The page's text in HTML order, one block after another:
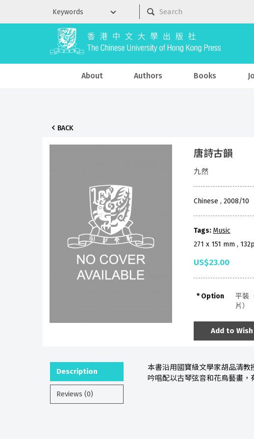
About Authors Books
BACK
唐詩古韻
九然
Chinese , 2008/10
Tags: Music
271 x 151 mm ,
US$23.00
Option
Add to
Description
Reviews (0)
本書沿用國寶級文學家胡品清教
吟唱配以古琴弦音和花鳥藝畫，